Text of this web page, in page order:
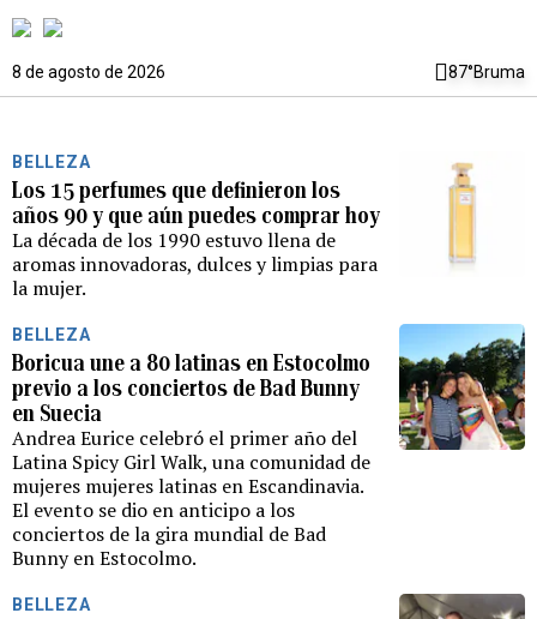
8 de agosto de 2026 87°Bruma
BELLEZA
Los 15 perfumes que definieron los
años 90 y que aún puedes comprar hoy
La década de los 1990 estuvo llena de
aromas innovadoras, dulces y limpias para
la mujer.
BELLEZA
Boricua une a 80 latinas en Estocolmo
previo a los conciertos de Bad Bunny
en Suecia
Andrea Eurice celebró el primer año del
Latina Spicy Girl Walk, una comunidad de
mujeres mujeres latinas en Escandinavia.
El evento se dio en anticipo a los
conciertos de la gira mundial de Bad
Bunny en Estocolmo.
BELLEZA